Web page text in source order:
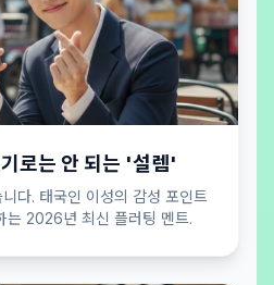
로는 안 되는 '설렘'
다. 태국인 이성의 감성 포인트
2026년 최신 플러팅 멘트.